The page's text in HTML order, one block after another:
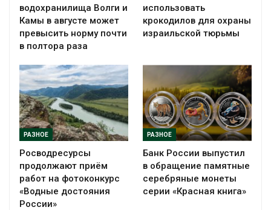
водохранилища Волги и
Камы в августе может
превысить норму почти
в полтора раза
использовать
крокодилов для охраны
израильской тюрьмы
РАЗНОЕ
Росводресурсы
продолжают приём
работ на фотоконкурс
«Водные достояния
России»
РАЗНОЕ
Банк России выпустил
в обращение памятные
серебряные монеты
серии «Красная книга»